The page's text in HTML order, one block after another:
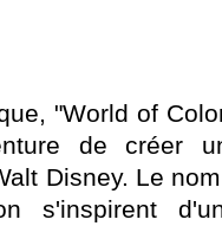
"World of
de créer
Disney. Le
s'inspirent